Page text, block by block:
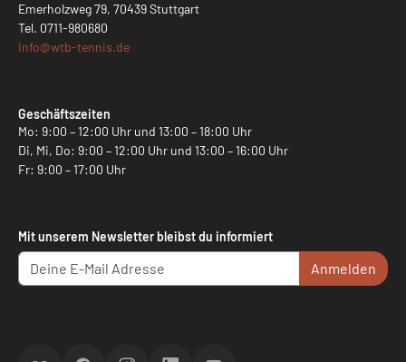
Emerholzweg 79, 70439 Stuttgart
Tel. 0711-980680
info@wtb-tennis.de
Geschäftszeiten
Mo: 9:00 – 12:00 Uhr und 13:00 – 18:00 Uhr
Di, Mi, Do: 9:00 – 12:00 Uhr und 13:00 – 16:00 Uhr
Fr: 9:00 – 17:00 Uhr
Mit unserem Newsletter bleibst du informiert
Anmelden